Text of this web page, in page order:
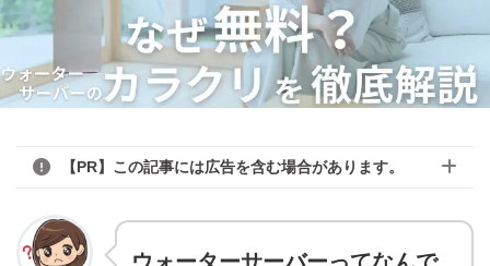
【PR】この記事には広告を含む場合があります。
ウォーターサーバーってなんで